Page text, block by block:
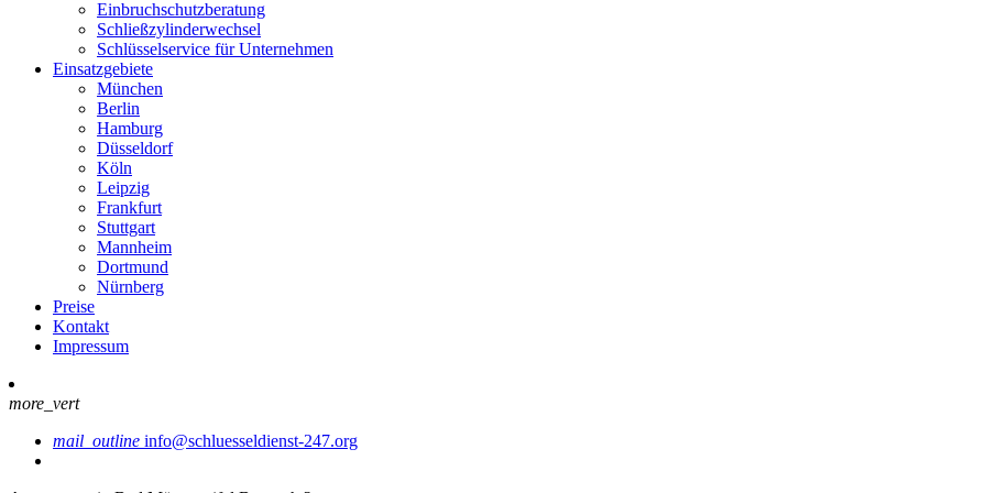
Einbruchschutzberatung
Schließzylinderwechsel
Schlüsselservice für Unternehmen
Einsatzgebiete
München
Berlin
Hamburg
Düsseldorf
Köln
Leipzig
Frankfurt
Stuttgart
Mannheim
Dortmund
Nürnberg
Preise
Kontakt
Impressum
more_vert
mail_outline info@schluesseldienst-247.org